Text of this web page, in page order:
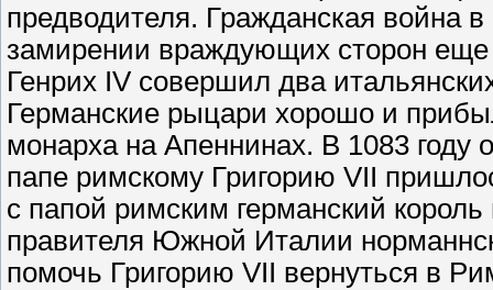
предводителя. Гражданская война
замирении враждующих сторон
Генрих IV совершил два
Германские рыцари хорошо и
монарха на Апеннинах. В 1083 году
папе римскому Григорию VII
с папой римским германский
правителя Южной Италии
помочь Григорию VII вернуться в